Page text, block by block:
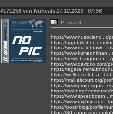
#171258 von Nuheals 17.12.2025 - 07:56
IP: saved
https://www.nutrocienc...r/
https://app.talkshoe.com/
https://
https://
https://news.bangboxon.../
https://www.davidrio.com/
https://tegara.net/author/
https://
https://mail.altcourt.org/
https://
https://makeagif.com/user/
https://
https://www.mightycaus.../
https://postr.blog/profile/
https://3d.cappasity.com/u/